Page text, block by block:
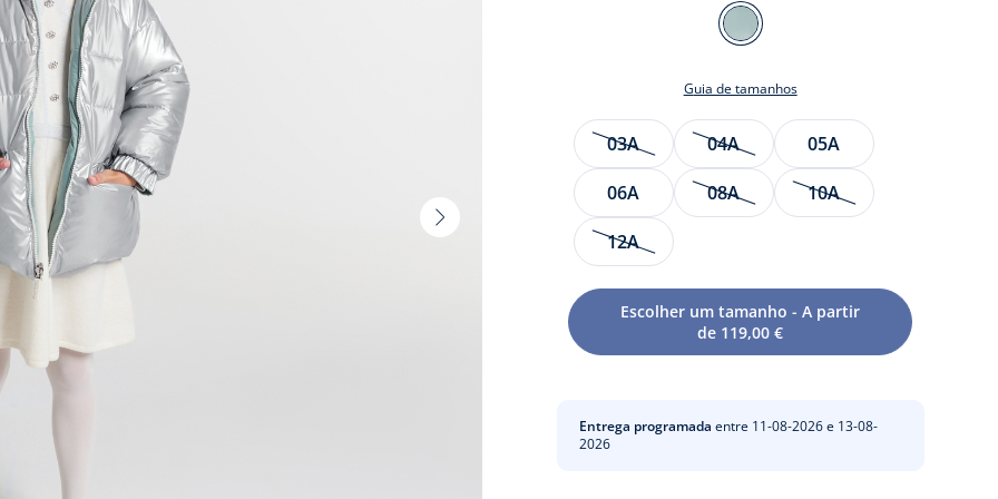
Vista
Cor
VERDE
Guia de tamanhos
Tamanho
03A 04A
05A
06A
08A
10A
12A
Escolher um tamanho - A partir
de 119,00 €
Entrega programada entre 11-08-2026 e 13-08-
2026